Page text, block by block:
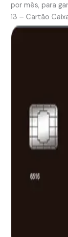
por mês, para
13 – Cartão